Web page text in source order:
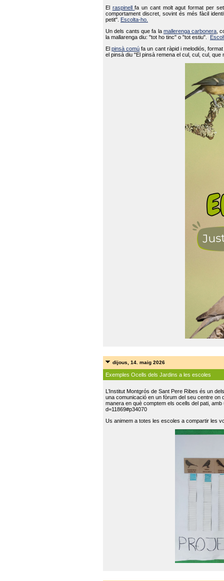
El raspinellfa un cant molt agut format per
comportament discret, sovint és més fàcil
petit".
Escolta-ho.
Un dels cants que fa la mallerenga carbonera ,
la mallarenga diu: "tot ho tinc" o "tot estiu".
Elpinsà comú fa un cant ràpid i melodiós,
el pinsà diu "El pinsà remena el cul, cul, cul,
dijous, 14. maig 2026
Exemples Ocells dels Jardins a les escoles
L’Institut Montgrós de Sant Pere Ribes és un
una comunicació en un fòrum del seu centre on
manera en què comptem els ocells del pati,
d=11869#p34070
Us animem a totes les escoles a compartir les